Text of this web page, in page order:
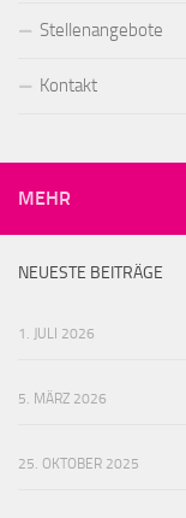
Stellenangebote
Kontakt
MEHR
NEUESTE BEITRÄGE
1. JULI 2026
5. MÄRZ 2026
25. OKTOBER 2025